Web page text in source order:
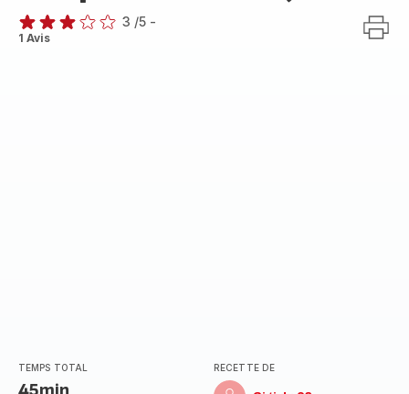
Avis
3 /5 -
1 Avis
TEMPS TOTAL RECETTE DE